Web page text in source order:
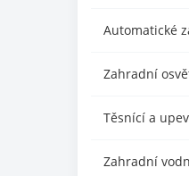
Automatické
Zahradní
Těsnící a
Zahradní